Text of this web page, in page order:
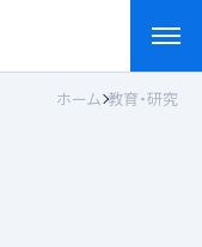
English
ホーム 教育・研究